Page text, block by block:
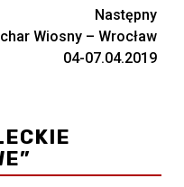
Następny
Wiosny – Wrocław
04-07.04.2019